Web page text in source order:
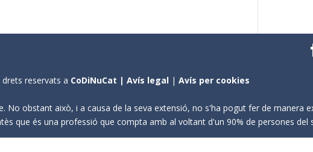
reservats a CoDiNuCat |Avís legal |Avís per cookies
No obstant això, i a causa de la seva extensió, no s'ha pogut fer de manera
que és una professió que compta amb al voltant d'un 90% de persones del